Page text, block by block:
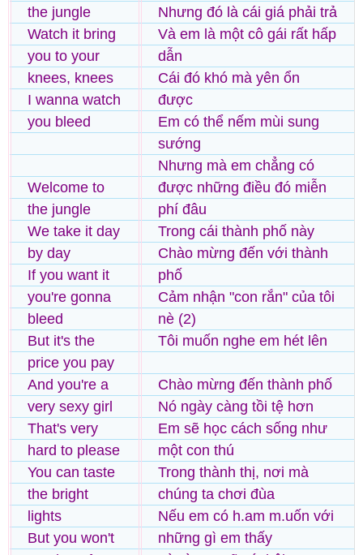
the jungle
Watch it bring
you to your
knees, knees
I wanna watch
you bleed
Welcome to
the jungle
We take it day
by day
If you want it
you're gonna
bleed
But it's the
price you pay
And you're a
very sexy girl
That's very
hard to please
You can taste
the bright
lights
But you won't
Nhưng đó là cái giá phải trả
Và em là một cô gái rất hấp
dẫn
Cái đó khó mà yên ổn
được
Em có thể nếm mùi sung
sướng
Nhưng mà em chẳng có
được những điều đó miễn
phí đâu
Trong cái thành phố này
Chào mừng đến với thành
phố
Cảm nhận "con rắn" của tôi
nè (2)
Tôi muốn nghe em hét lên
Chào mừng đến thành phố
Nó ngày càng tồi tệ hơn
Em sẽ học cách sống như
một con thú
Trong thành thị, nơi mà
chúng ta chơi đùa
Nếu em có h.am m.uốn với
những gì em thấy